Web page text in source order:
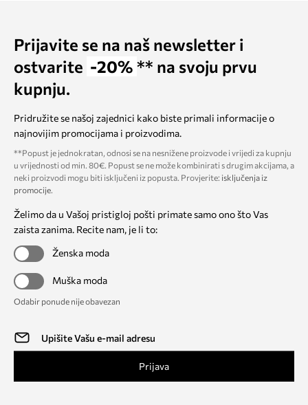
Prijavite se na naš newsletter i
ostvarite -20% ** na svoju prvu
kupnju.
Pridružite se našoj zajednici kako biste primali informacije o
najnovijim promocijama i proizvodima.
**Popust je jednokratan, odnosi se na nesnižene proizvode i vrijedi za kupnju
u vrijednosti od min. 80€. Popust se ne može kombinirati s drugim akcijama, a
neki proizvodi mogu biti isključeni iz popusta. Provjerite: isključenja iz
promocije.
Želimo da u Vašoj pristigloj pošti primate samo ono što Vas
zaista zanima. Recite nam, je li to:
Ženska moda
Muška moda
Odabir ponude nije obavezan
Prijava